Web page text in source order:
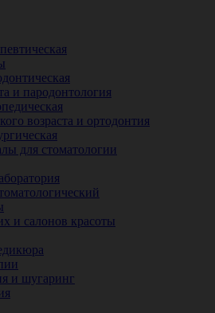
и пародонтология
возраста и ортодонтия
для стоматологии
и салонов красоты
и шугаринг